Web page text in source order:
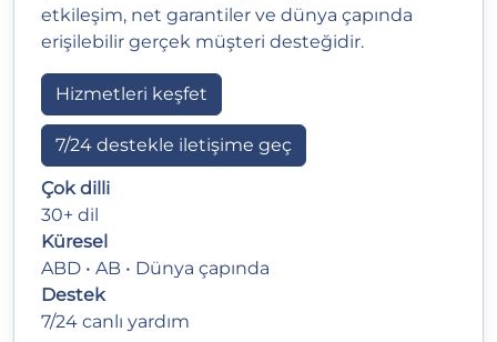
etkileşim, net garantiler ve dünya çapında
erişilebilir gerçek müşteri desteğidir.
Hizmetleri keşfet
7/24 destekle iletişime geç
Çok dilli
30+ dil
Küresel
ABD • AB • Dünya çapında
Destek
7/24 canlı yardım